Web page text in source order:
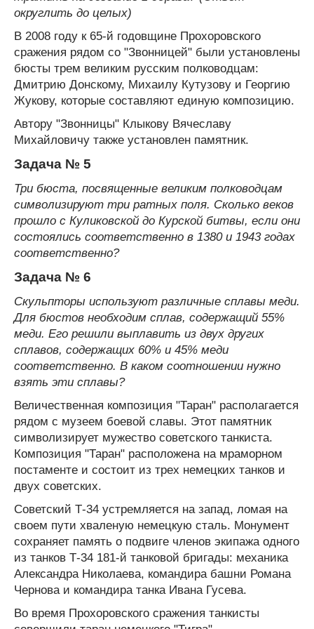
округлить до целых)
В 2008 году к 65-й годовщине Прохоровского
сражения рядом со "Звонницей" были установлены
бюсты трем великим русским полководцам:
Дмитрию Донскому, Михаилу Кутузову и Георгию
Жукову, которые составляют единую композицию.
Автору "Звонницы" Клыкову Вячеславу
Михайловичу также установлен памятник.
Задача № 5
Три бюста, посвященные великим полководцам
символизируют три ратных поля. Сколько веков
прошло с Куликовской до Курской битвы, если они
состоялись соответственно в 1380 и 1943 годах
соответственно?
Задача № 6
Скульпторы используют различные сплавы меди.
Для бюстов необходим сплав, содержащий 55%
меди. Его решили выплавить из двух других
сплавов, содержащих 60% и 45% меди
соответственно. В каком соотношении нужно
взять эти сплавы?
Величественная композиция "Таран" располагается
рядом с музеем боевой славы. Этот памятник
символизирует мужество советского танкиста.
Композиция "Таран" расположена на мраморном
постаменте и состоит из трех немецких танков и
двух советских.
Советский Т-34 устремляется на запад, ломая на
своем пути хваленую немецкую сталь. Монумент
сохраняет память о подвиге членов экипажа одного
из танков Т-34 181-й танковой бригады: механика
Александра Николаева, командира башни Романа
Чернова и командира танка Ивана Гусева.
Во время Прохоровского сражения танкисты